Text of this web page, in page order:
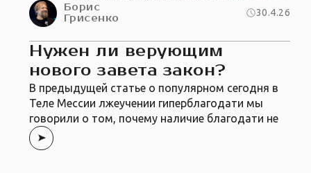
Борис
Грисенко
30.4.26
Нужен ли верующим
нового завета закон?
В предыдущей статье о популярном сегодня в
Теле Мессии лжеучении гиперблагодати мы
говорили о том, почему наличие благодати не